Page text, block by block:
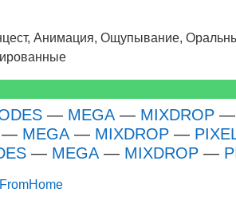
Анимация, Ощупывание,
— MEGA — MIXDROP —
— MEGA — MIXDROP —
— MEGA — MIXDROP —